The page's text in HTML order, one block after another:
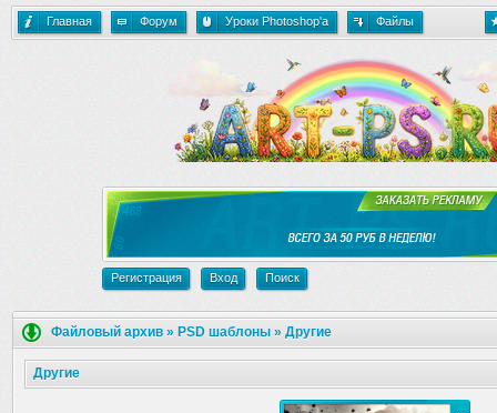
Главная Форум Уроки Photoshop'a Файлы
Регистрация Вход Поиск
Файловый архив » PSD шаблоны » Другие
Другие